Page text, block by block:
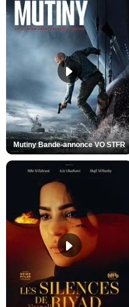
Mutiny Bande-annonce VO STFR